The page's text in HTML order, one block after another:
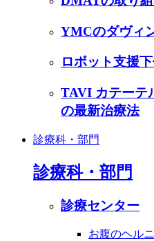
YMCのダヴィ
ロボット支援
TAVI カテーテ
の最新治療法
診療科・部門
診療科・部門
診療センター
お腹のヘル